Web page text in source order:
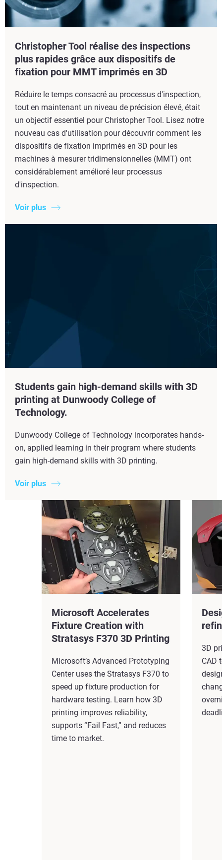
Christopher Tool réalise des inspections
plus rapides grâce aux dispositifs de
fixation pour MMT imprimés en 3D
Réduire le temps consacré au processus d'inspection,
tout en maintenant un niveau de précision élevé, était
un objectif essentiel pour Christopher Tool. Lisez notre
nouveau cas d'utilisation pour découvrir comment les
dispositifs de fixation imprimés en 3D pour les
machines à mesurer tridimensionnelles (MMT) ont
considérablement amélioré leur processus
d'inspection.
Voir plus
Students gain high-demand skills with 3D
printing at Dunwoody College of
Technology.
Dunwoody College of Technology incorporates hands-
on, applied learning in their program where students
gain high-demand skills with 3D printing.
Voir plus
Microsoft Accelerates
Fixture Creation with
Stratasys F370 3D Printing
Microsoft’s Advanced Prototyping
Center uses the Stratasys F370 to
speed up fixture production for
hardware testing. Learn how 3D
printing improves reliability,
supports “Fail Fast,” and reduces
time to market.
3D
CAD